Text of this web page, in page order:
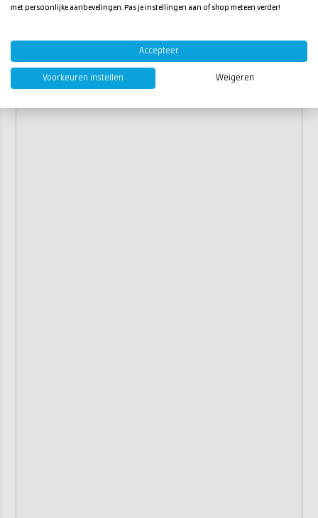
met persoonlijke aanbevelingen. Pas je instellingen aan of shop meteen verder!
Accepteer
Voorkeuren instellen Weigeren